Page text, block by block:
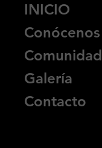
INICIO
Conócenos
Comunidad
Galería
Contacto